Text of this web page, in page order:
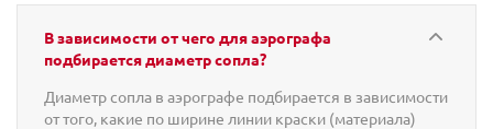
В зависимости от чего для аэрографа
подбирается диаметр сопла?
Диаметр сопла в аэрографе подбирается в зависимости
от того, какие по ширине линии краски (материала)